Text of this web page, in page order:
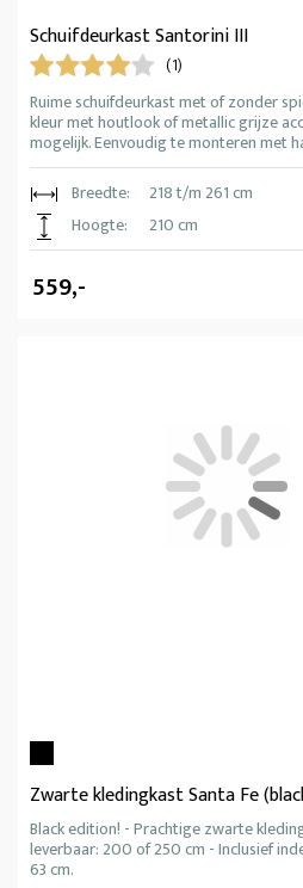
Schuifdeurkast Santorini III
(1)
Ruime schuifdeurkast met of zonder
kleur met houtlook of metallic grijze
mogelijk. Eenvoudig te monteren met
Breedte:
218 t/m 261 cm
Hoogte:
210 cm
559,-
Zwarte kledingkast Santa Fe
Black edition! - Prachtige zwarte
leverbaar: 200 of 250 cm - Inclusief
63 cm.